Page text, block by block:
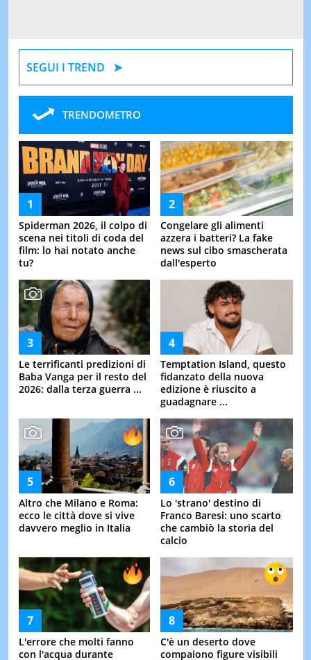
SEGUI I TREND
TRENDOMETRO
Spiderman 2026, il colpo di
scena nei titoli di coda del
film: lo hai notato anche
tu?
Congelare gli alimenti
azzera i batteri? La fake
news sul cibo smascherata
dall'esperto
Le terrificanti predizioni di
Baba Vanga per il resto del
2026: dalla terza guerra ...
Temptation Island, questo
fidanzato della nuova
edizione è riuscito a
guadagnare ...
Altro che Milano e Roma:
ecco le città dove si vive
davvero meglio in Italia
Lo 'strano' destino di
Franco Baresi: uno scarto
che cambiò la storia del
calcio
L'errore che molti fanno
con l'acqua durante
C'è un deserto dove
compaiono figure visibili